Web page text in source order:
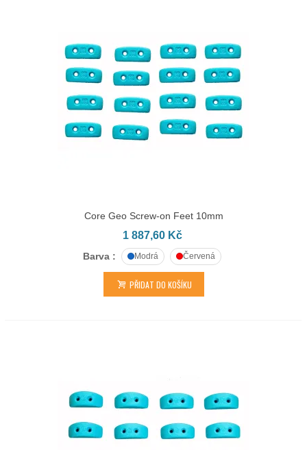
Core Geo Screw-on Feet 10mm
1 887,60 Kč
Barva : Modrá Červená
PŘIDAT DO KOŠÍKU